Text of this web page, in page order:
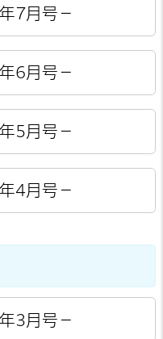
7月号－
6月号－
5月号－
4月号－
3月号－